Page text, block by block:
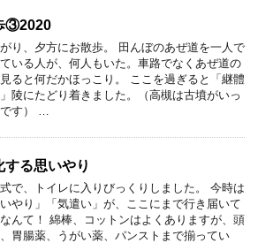
③2020
り、夕方にお散歩。 田んぼのあぜ道を一人で
いる人が、何人もいた。車路でなくあぜ道の
見ると何だかほっこり。 ここを過ぎると「継體
陵にたどり着きました。（高槻は古墳がいっ
す） …
する思いやり
で、トイレに入りびっくりしました。 今時は
いやり」「気遣い」が、ここにまで行き届いて
んて！ 綿棒、コットンはよくありますが、頭
胃腸薬、うがい薬、パンストまで揃ってい